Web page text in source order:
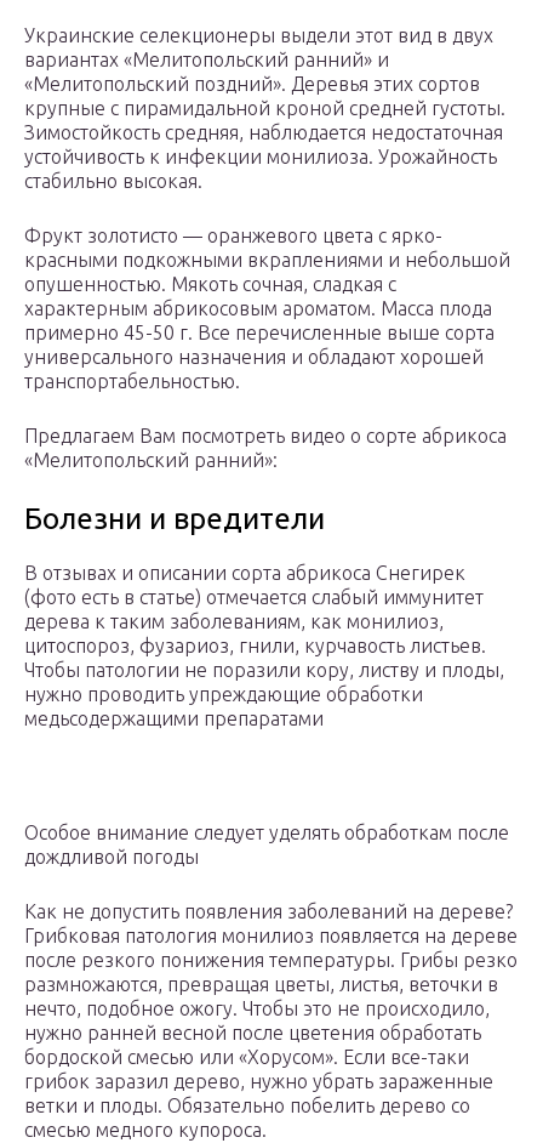
Украинские селекционеры выдели этот вид в двух
вариантах «Мелитопольский ранний» и
«Мелитопольский поздний». Деревья этих сортов
крупные с пирамидальной кроной средней густоты.
Зимостойкость средняя, наблюдается недостаточная
устойчивость к инфекции монилиоза. Урожайность
стабильно высокая.
Фрукт золотисто — оранжевого цвета с ярко-
красными подкожными вкраплениями и небольшой
опушенностью. Мякоть сочная, сладкая с
характерным абрикосовым ароматом. Масса плода
примерно 45-50 г. Все перечисленные выше сорта
универсального назначения и обладают хорошей
транспортабельностью.
Предлагаем Вам посмотреть видео о сорте абрикоса
«Мелитопольский ранний»:
Болезни и вредители
В отзывах и описании сорта абрикоса Снегирек
(фото есть в статье) отмечается слабый иммунитет
дерева к таким заболеваниям, как монилиоз,
цитоспороз, фузариоз, гнили, курчавость листьев.
Чтобы патологии не поразили кору, листву и плоды,
нужно проводить упреждающие обработки
медьсодержащими препаратами
Особое внимание следует уделять обработкам после
дождливой погоды
Как не допустить появления заболеваний на дереве?
Грибковая патология монилиоз появляется на дереве
после резкого понижения температуры. Грибы резко
размножаются, превращая цветы, листья, веточки в
нечто, подобное ожогу. Чтобы это не происходило,
нужно ранней весной после цветения обработать
бордоской смесью или «Хорусом». Если все-таки
грибок заразил дерево, нужно убрать зараженные
ветки и плоды. Обязательно побелить дерево со
смесью медного купороса.